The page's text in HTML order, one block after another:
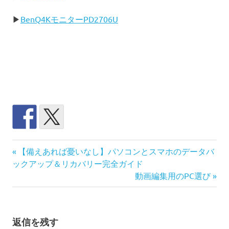
▶ BenQ4KモニターPD2706U
Mac
PC
ュ
ラ
投
ビ
前
の
事:
【備えあれば憂いなし】パソコンとスマホのデータバ
ックアップ＆リカバリー完全ガイド
次
の
動画編集用のPC選び
返信を残す